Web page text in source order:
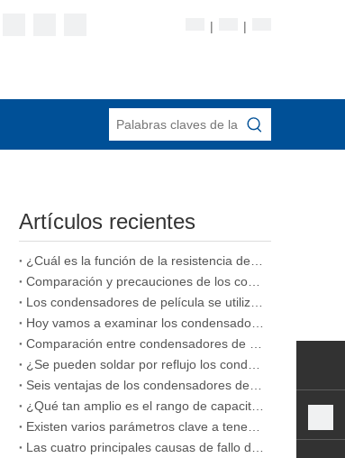
| |
Artículos recientes